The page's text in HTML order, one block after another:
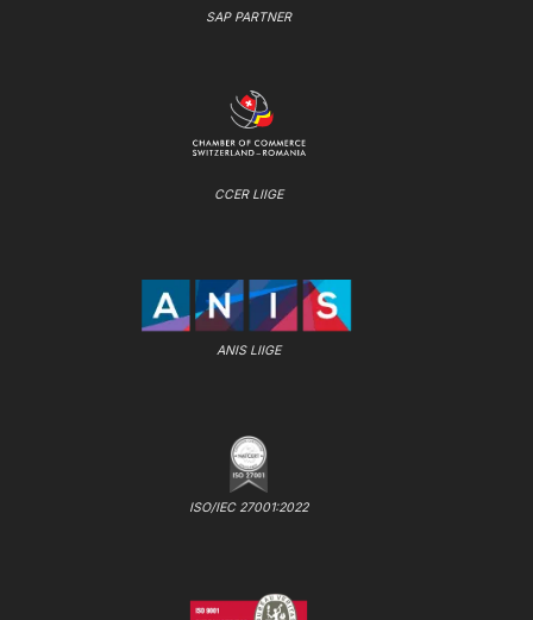
SAP PARTNER
CCER LIIGE
ANIS LIIGE
ISO/IEC 27001:2022